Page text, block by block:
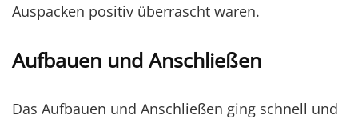
Auspacken positiv überrascht waren.
Aufbauen und Anschließen
Das Aufbauen und Anschließen ging schnell und